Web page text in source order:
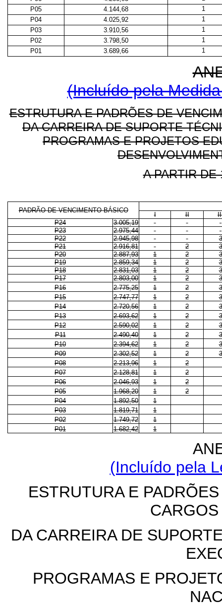
P05
4.144,68
1
P04
4.025,92
1
P03
3.910,56
1
P02
3.798,50
1
P01
3.689,66 1
(Incluído pela
ESTRUTURA E PADRÕES DE
DA CARREIRA DE SUPORTE
PROGRAMAS E PROJETOS
A PARTIR DE
PADRÃO DE VENCIMENTO BÁSICO
I II
P24
3.005,19
P23
2.975,44
P22
2.945,98
3
P21
2.916,81 2
3
P20
2.887,93 1 2
3
P19
2.859,34 1 2
3
P18
2.831,03 1 2
3
P17
2.803,00 1 2
3
P16
2.775,25 1 2
3
P15
2.747,77 1 2
3
P14
2.720,56 1 2
3
P13
2.693,62 1 2
3
P12
2.590,02 1 2
3
P11
2.490,40 1 2
3
P10
2.394,62 1 2
3
P09
2.302,52 1 2
3
P08
2.213,96 1
2
P07
2.128,81 1
2
P06
2.046,93 1
2
P05
1.968,20 1
2
P04
1.892,50
1
P03
1.819,71
1
P02
1.749,72
1
P01
1.682,42 1
(Incluído pela
ESTRUTURA E
DA CARREIRA DE
PROGRAMAS E